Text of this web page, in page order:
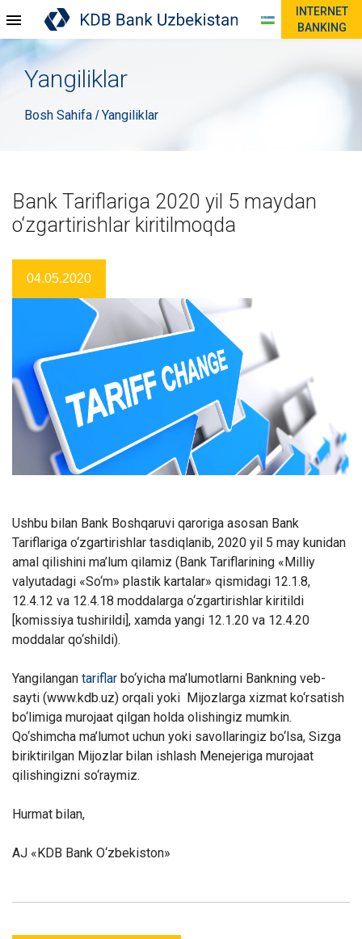
INTERNET
BANKING
Yangiliklar
Bosh Sahifa /Yangiliklar
Bank Tariflariga 2020 yil 5 maydan
o‘zgartirishlar kiritilmoqda
04.05.2020
Ushbu bilan Bank Boshqaruvi qaroriga asosan Bank
Tariflariga o‘zgartirishlar tasdiqlanib, 2020 yil 5 may kunidan
amal qilishini ma’lum qilamiz (Bank Tariflarining «Milliy
valyutadagi «So‘m» plastik kartalar» qismidagi 12.1.8,
12.4.12 va 12.4.18 moddalarga o‘zgartirishlar kiritildi
[komissiya tushirildi], xamda yangi 12.1.20 va 12.4.20
moddalar qo‘shildi).
Yangilangan tariflar bo‘yicha ma’lumotlarni Bankning veb-
sayti (www.kdb.uz) orqali yoki Mijozlarga xizmat ko‘rsatish
bo‘limiga murojaat qilgan holda olishingiz mumkin.
Qo‘shimcha ma’lumot uchun yoki savollaringiz bo‘lsa, Sizga
biriktirilgan Mijozlar bilan ishlash Menejeriga murojaat
qilishingizni so‘raymiz.
Hurmat bilan,
AJ «KDB Bank O‘zbekiston»